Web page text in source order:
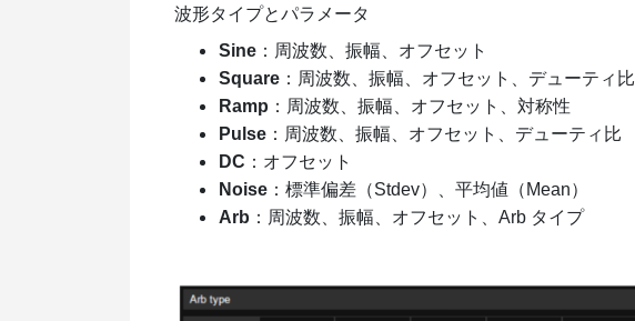
波形タイプとパラメータ
Sine ：周波数、振幅、オフセット
Square ：周波数、振幅、オフセット、デューティ比
Ramp ：周波数、振幅、オフセット、対称性
Pulse ：周波数、振幅、オフセット、デューティ比
DC ：オフセット
Noise ：標準偏差（Stdev）、平均値（Mean）
Arb ：周波数、振幅、オフセット、Arb タイプ